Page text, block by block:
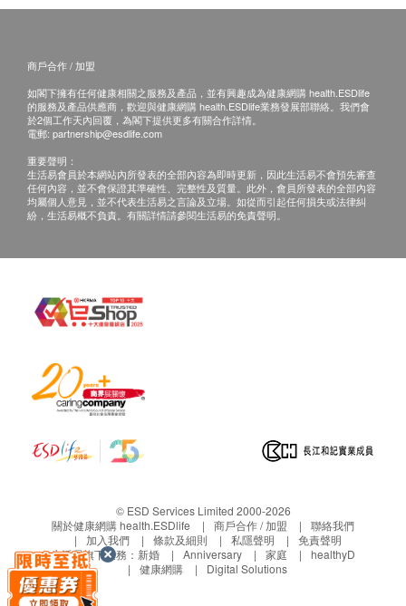
電郵: support@esdlife.com / 健康網購health.ESDlife
客服熱線: (852) 3151-2288
商戶合作 / 加盟
如閣下擁有任何健康相關之服務及產品，並有興趣成為健康網購 health.ESDlife
的服務及產品供應商，歡迎與健康網購 health.ESDlife業務發展部聯絡。我們會
於2個工作天內回覆，為閣下提供更多有關合作詳情。
電郵: partnership@esdlife.com
重要聲明：
生活易會員於本網站內所發表的全部內容為即時更新，因此生活易不會預先審查
任何內容，並不會保證其準確性、完整性及質量。此外，會員所發表的全部內容
均屬個人意見，並不代表生活易之言論及立場。如從而引起任何損失或法律糾
紛，生活易概不負責。有關詳情請參閱生活易的免責聲明。
© ESD Services Limited 2000-2026
關於健康網購 health.ESDlife
商戶合作 / 加盟
聯絡我們
加入我們
條款及細則 私隱聲明
免責聲明
生活易旗下業務： 新婚 Anniversary 家庭
healthyD
健康網購
Digital Solutions